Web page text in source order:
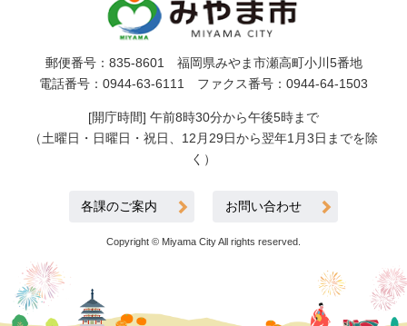
郵便番号：835-8601 福岡県みやま市瀬高町小川5番地
電話番号：0944-63-6111 ファクス番号：0944-64-1503
[開庁時間] 午前8時30分から午後5時まで
（土曜日・日曜日・祝日、12月29日から翌年1月3日までを除
く）
各課のご案内 お問い合わせ
Copyright © Miyama City All rights reserved.